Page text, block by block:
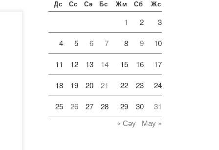
Дс Сс Сә Бс Жм Сб Жс
1 2 3
4 5 6 7 8 9 10
11 12 13 14 15 16 17
18 19 20 21 22 23 24
25 26 27 28 29 30
31
« Сәу
Мау »